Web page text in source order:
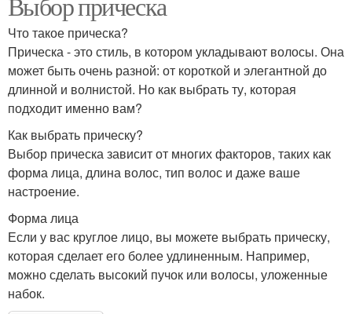
Что такое прическа?
Прическа - это стиль, в котором укладывают волосы. Она
может быть очень разной: от короткой и элегантной до
длинной и волнистой. Но как выбрать ту, которая
подходит именно вам?
Как выбрать прическу?
Выбор прическа зависит от многих факторов, таких как
форма лица, длина волос, тип волос и даже ваше
настроение.
Форма лица
Если у вас круглое лицо, вы можете выбрать прическу,
которая сделает его более удлиненным. Например,
можно сделать высокий пучок или волосы, уложенные
набок.